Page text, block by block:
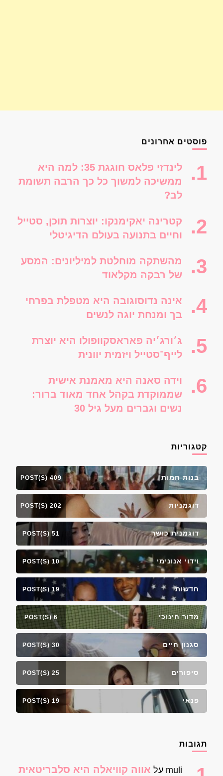
פוסטים אחרונים
לינדזי פלאס חוגגת 35: למה היא
ממשיכה למשוך כל כך הרבה תשומת
לב?
קטרינה יאקימנקו: יוצרות תוכן, סטייל
וחיים בתנועה בעולם הדיגיטלי
מהשתקה מוחלטת למיליונים: המסע
של רבקה מקלאוד
אינה נדוסוגובה היא מטפלת בפרחי
בך ומנחת יוגה לנשים
ג׳ורג׳יה פאראסקוופולו היא יוצרת
לייף־סטייל ויזמית יוונית
וידה סאנה היא מאמנת אישית
שממוקדת בקהל אחד מאוד ברור:
נשים וגברים מעל גיל 30
קטגוריות
בנות חמות 409 POST(S)
דוגמניות 202 POST(S)
דוגמנית כושר 51 POST(S)
וידוי אנונימי 10 POST(S)
חדשות 19 POST(S)
מדור חינוכי 6 POST(S)
סגנון חיים 30 POST(S)
סיפורים 25 POST(S)
פנאי 19 POST(S)
תגובות
muli על אווה קוויאלה היא סלבריטאית